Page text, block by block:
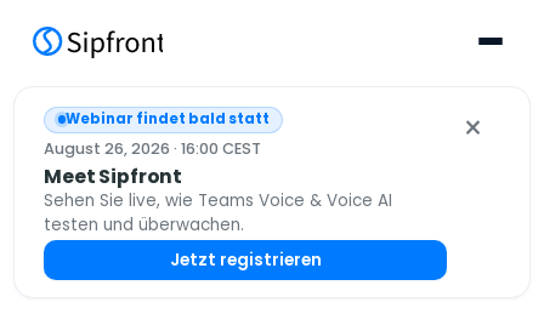
Webinar findet bald statt
August 26, 2026 · 16:00 CEST
Meet Sipfront
Sehen Sie live, wie Teams Voice & Voice AI
testen und überwachen.
Jetzt registrieren
×